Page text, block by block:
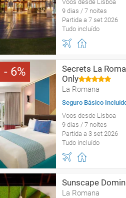
Voos desde Lisboa
9 dias / 7 noites
Partida a 7 set 2026
Tudo incluído
6
Secrets La
Only
La Romana
Seguro Básico
Voos desde Lisboa
9 dias / 7 noites
Partida a 3 set 2026
Tudo incluído
Sunscape
La Romana